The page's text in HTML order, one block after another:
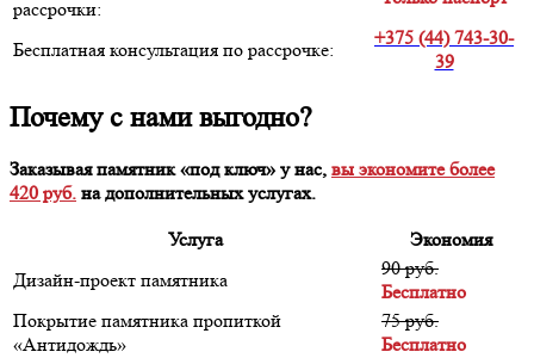
рассрочки:
Бесплатная консультация по рассрочке:
+375 (44) 743-30-
39
Почему с нами выгодно?
Заказывая памятник «под ключ» у нас, вы экономите более
420 руб. на дополнительных услугах.
Услуга
Экономия
Дизайн-проект памятника
90 руб.
Бесплатно
Покрытие памятника пропиткой
«Антидождь»
75 руб.
Бесплатно